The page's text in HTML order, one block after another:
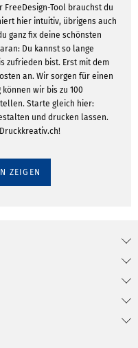
Tool brauchst du
hier intuitiv, übrigens auch
ganz fix deine schönsten
Du kannst so lange
zufrieden bist. Erst mit dem
an. Wir sorgen für einen
wir bis zu 100
Starte gleich hier:
und drucken lassen.
ZEIGEN